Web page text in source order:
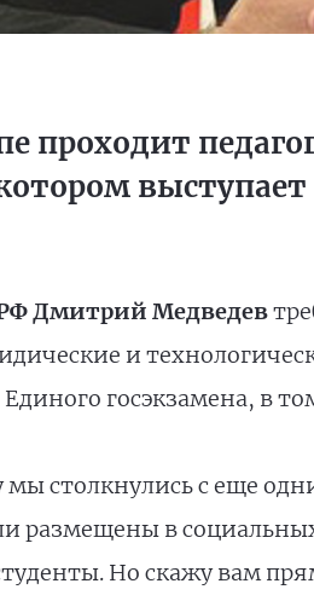
проходит
Дмитрий Медведев
и
госэкзамена, в
мы столкнулись с еще
размещены в
Но скажу вам